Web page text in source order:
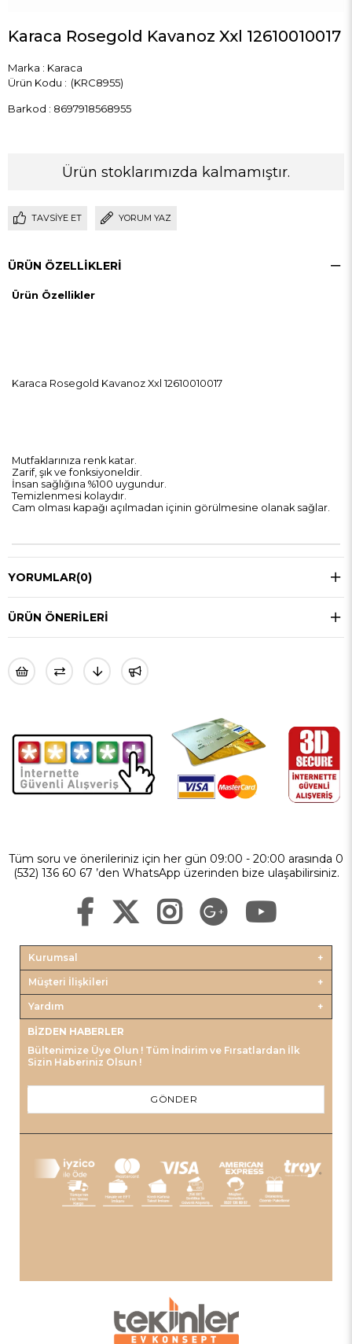
Karaca Rosegold Kavanoz Xxl 12610010017
Marka : Karaca
(KRC8955)
Barkod : 8697918568955
Ürün stoklarımızda kalmamıştır.
TAVSIYE ET YORUM YAZ
ÜRÜN ÖZELLIKLERI
Ürün Özellikler
Karaca Rosegold Kavanoz Xxl 12610010017
Mutfaklarınıza renk katar.
Zarif, şık ve fonksiyoneldir.
İnsan sağlığına %100 uygundur.
Temizlenmesi kolaydır.
Cam olması kapağı açılmadan içinin görülmesine olanak sağlar.
YORUMLAR(0)
ÜRÜN ÖNERILERI
Tüm soru ve önerileriniz için her gün 09:00 - 20:00 arasında 0
(532) 136 60 67 ’den WhatsApp üzerinden bize ulaşabilirsiniz.
Kurumsal
Müşteri İlişkileri
Yardım
BIZDEN HABERLER
Bültenimize Üye Olun ! Tüm İndirim ve Fırsatlardan İlk
Sizin Haberiniz Olsun !
GÖNDER